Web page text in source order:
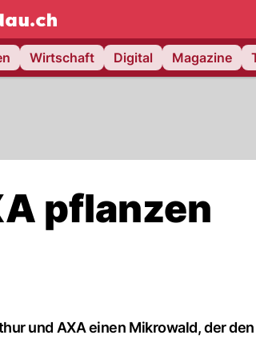
NAU.ch
Wirtschaft Digital Magazine
pflanzen
und AXA einen Mikrowald, der